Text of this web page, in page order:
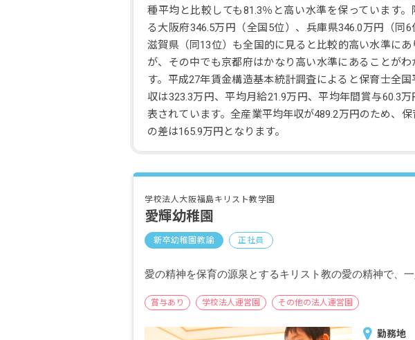
種平均と比較しても81.3％と高い水準を保っています。
る大阪府346.5万円（全国5位）、兵庫県346.0万円（同6
滋賀県（同13位）も全国的に見ると比較的高い水準にあ
が、その中でも京都府はかなり高い水準にあることがわ
す。平成27年賃金構造基本統計調査によると保育士全国
収は323.3万円、平均月給21.9万円、平均年間賞与60.3万
表されています。全産業平均年収が489.2万円のため、保
の差は165.9万円となります。
学校法人大阪福島キリスト教学園
愛輝幼稚園
新卒幼稚園教諭 正社員
愛の精神を保育の源泉とするキリスト教の愛の精神で、
賞与あり 学校法人運営園 その他の法人運営園
勤務地